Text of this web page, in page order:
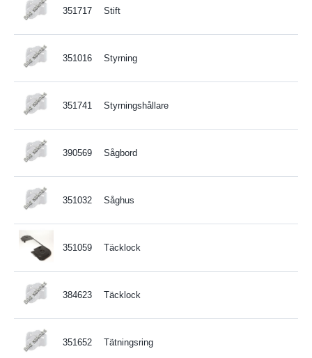
351717 Stift
351016 Styrning
351741 Styrningshållare
390569 Sågbord
351032 Såghus
351059 Täcklock
384623 Täcklock
351652 Tätningsring